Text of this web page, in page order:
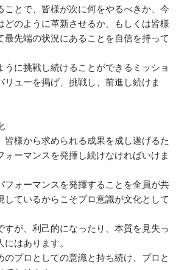
ことで、皆様が次に何をやるべきか、今
どのように革新させるか、もしくは皆様
最先端の状況にあることを自信を持って
うに挑戦し続けることができるミッショ
リューを掲げ、挑戦し、前進し続けま
皆様から求められる成果を成し遂げるた
ォーマンスを発揮し続けなければいけま
フォーマンスを発揮することを全員が共
しているからこそプロ意識が文化として
すが、利己的になったり、本質を見失っ
はあります。
のプロとしての意識と持ち続け、プロと